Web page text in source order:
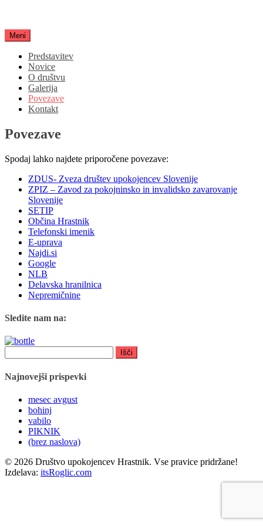
vsebino
Meni
Predstavitev
Novice
O društvu
Galerija
Povezave
Kontakt
Povezave
Spodaj lahko najdete priporočene povezave:
ZDUS- Zveza društev upokojencev Slovenije
ZPIZ – Zavod za pokojninsko in invalidsko zavarovanje
Slovenije
SETIP
Občina Hrastnik
Telefonski imenik
E-uprava
Najdi.si
Google
NLB
Delavska hranilnica
Nepremičnine
Sledite nam na:
Najnovejši prispevki
mesec avgust
bohinj
vabilo
PIKNIK
(brez naslova)
© 2026 Društvo upokojencev Hrastnik. Vse pravice pridržane!
Izdelava: itsRoglic.com